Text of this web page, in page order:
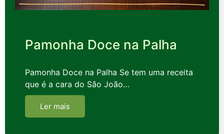
Pamonha Doce na Palha
Pamonha Doce na Palha Se tem uma receita
que é a cara do São João…
Ler mais